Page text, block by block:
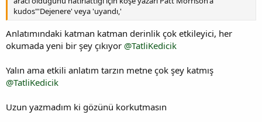
kudos"'Dejenere' veya 'uyandı,'
Anlatımındaki katman katman derinlik çok etkileyici, her
okumada yeni bir şey çıkıyor @TatliKedicik
Yalın ama etkili anlatım tarzın metne çok şey katmış
@TatliKedicik
Uzun yazmadım ki gözünü korkutmasın